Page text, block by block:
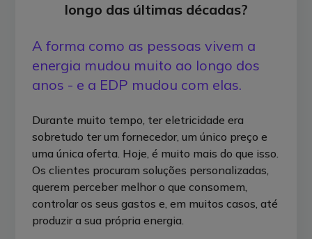
longo das últimas décadas?
A forma como as pessoas vivem a
energia mudou muito ao longo dos
anos - e a EDP mudou com elas.
Durante muito tempo, ter eletricidade era
sobretudo ter um fornecedor, um único preço e
uma única oferta. Hoje, é muito mais do que isso.
Os clientes procuram soluções personalizadas,
querem perceber melhor o que consomem,
controlar os seus gastos e, em muitos casos, até
produzir a sua própria energia.